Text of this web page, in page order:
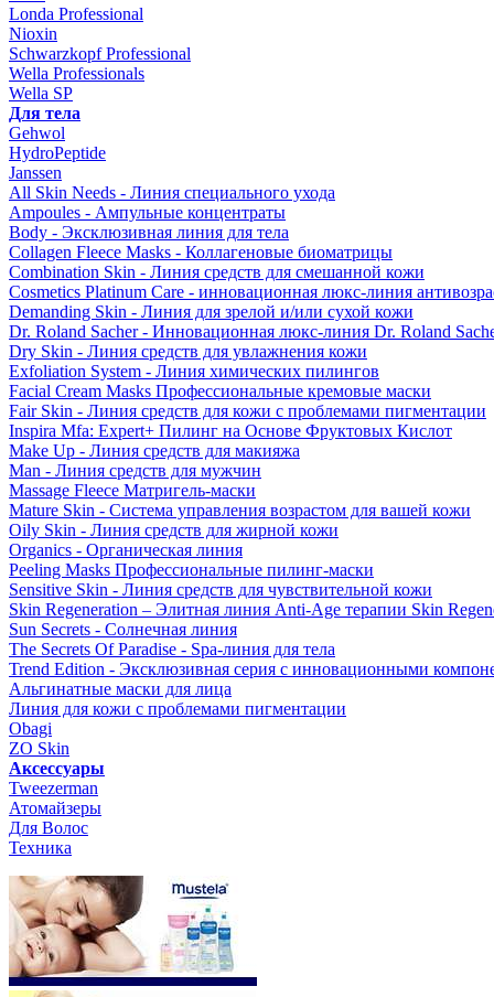
Londa Professional
Nioxin
Schwarzkopf Professional
Wella Professionals
Wella SP
Для тела
Gehwol
HydroPeptide
Janssen
All Skin Needs - Линия специального ухода
Ampoules - Ампульные концентраты
Body - Эксклюзивная линия для тела
Collagen Fleece Masks - Коллагеновые биоматрицы
Combination Skin - Линия средств для смешанной кожи
Cosmetics Platinum Care - инновационная люкс-линия
Demanding Skin - Линия для зрелой и/или сухой кожи
Dr. Roland Sacher - Инновационная люкс-линия Dr. Roland
Dry Skin - Линия средств для увлажнения кожи
Exfoliation System - Линия химических пилингов
Facial Cream Masks Профессиональные кремовые маски
Fair Skin - Линия средств для кожи с проблемами пигментации
Inspira Mfa: Expert+ Пилинг на Основе Фруктовых Кислот
Make Up - Линия средств для макияжа
Man - Линия средств для мужчин
Massage Fleece Матригель-маски
Mature Skin - Система управления возрастом для вашей кожи
Oily Skin - Линия средств для жирной кожи
Organics - Органическая линия
Peeling Masks Профессиональные пилинг-маски
Sensitive Skin - Линия средств для чувствительной кожи
Skin Regeneration – Элитная линия Anti-Age терапии Skin
Sun Secrets - Солнечная линия
The Secrets Of Paradise - Spa-линия для тела
Trend Edition - Эксклюзивная серия с инновационными
Альгинатные маски для лица
Линия для кожи с проблемами пигментации
Obagi
ZO Skin
Aксессуары
Tweezerman
Атомайзеры
Для Волос
Техника